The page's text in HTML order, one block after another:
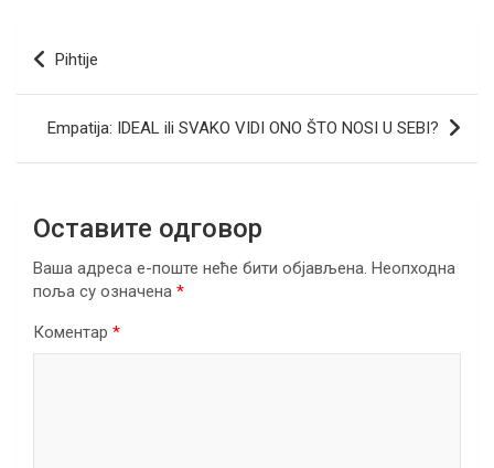
b
o
o
k
p
p
m
Кретање
чланка
Pihtije
Empatija: IDEAL ili SVAKO VIDI ONO ŠTO NOSI U SEBI?
Оставите одговор
Ваша адреса е-поште неће бити објављена. Неопходна
поља су означена *
Коментар *